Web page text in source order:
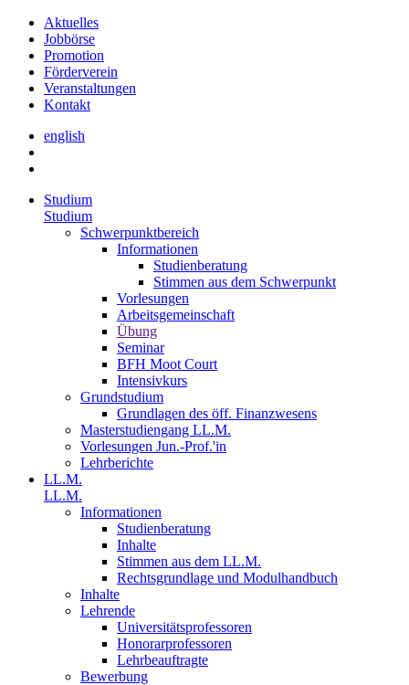
Aktuelles
Jobbörse
Promotion
Förderverein
Veranstaltungen
Kontakt
english
Studium
Studium
Schwerpunktbereich
Informationen
Studienberatung
Stimmen aus dem Schwerpunkt
Vorlesungen
Arbeitsgemeinschaft
Übung
Seminar
BFH Moot Court
Intensivkurs
Grundstudium
Grundlagen des öff. Finanzwesens
Masterstudiengang LL.M.
Vorlesungen Jun.-Prof.'in
Lehrberichte
LL.M.
LL.M.
Informationen
Studienberatung
Inhalte
Stimmen aus dem LL.M.
Rechtsgrundlage und Modulhandbuch
Inhalte
Lehrende
Universitätsprofessoren
Honorarprofessoren
Lehrbeauftragte
Bewerbung